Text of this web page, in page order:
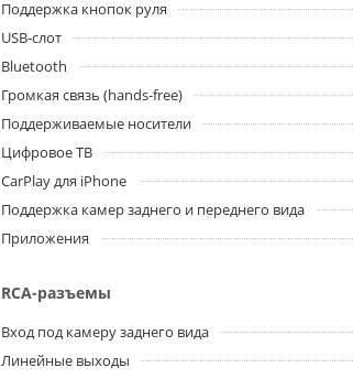
Поддержка кнопок руля
USB-слот
Bluetooth
Громкая связь (hands-free)
Поддерживаемые носители
Цифровое ТВ
CarPlay для iPhone
Поддержка камер заднего и переднего вида
Приложения
RCA-разъемы
Вход под камеру заднего вида
Линейные выходы